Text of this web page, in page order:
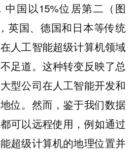
国以15%位居第二（图
英国、德国和日本等传统
人工智能超级计算机领域
足道。这种转变反映了总
型公司在人工智能开发和
位。然而，鉴于我们数据
可以远程使用，例如通过
超级计算机的地理位置并